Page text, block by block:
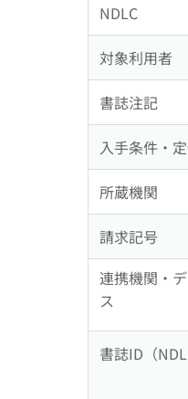
NDLC
対象利用者
書誌注記
入手条件・
所蔵機関
請求記号
連携機関・
ス
書誌ID（